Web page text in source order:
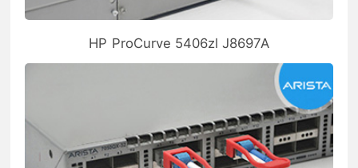
HP ProCurve 5406zl J8697A